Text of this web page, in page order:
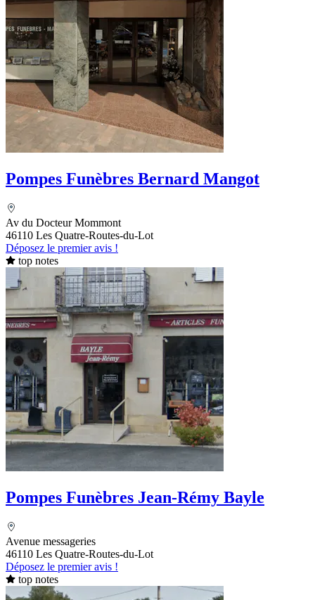
Pompes Funèbres Bernard Mangot
Av du Docteur Mommont
46110 Les Quatre-Routes-du-Lot
Déposez le premier avis !
top notes
Pompes Funèbres Jean-Rémy Bayle
Avenue messageries
46110 Les Quatre-Routes-du-Lot
Déposez le premier avis !
top notes